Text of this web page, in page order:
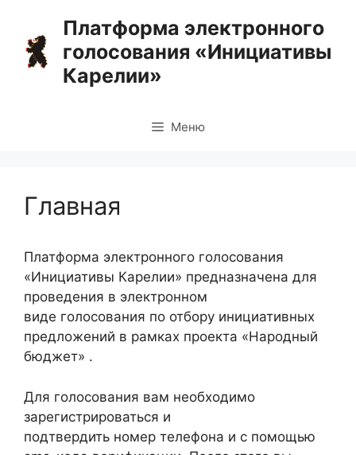
содержимому
Платформа электронного
голосования «Инициативы
Карелии»
Меню
Главная
Платформа электронного голосования
«Инициативы Карелии» предназначена для
проведения в электронном
виде голосования по отбору инициативных
предложений в рамках проекта «Народный
бюджет» .
Для голосования вам необходимо
зарегистрироваться и
подтвердить номер телефона и с помощью